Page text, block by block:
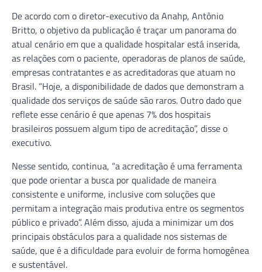
De acordo com o diretor-executivo da Anahp, Antônio
Britto, o objetivo da publicação é traçar um panorama do
atual cenário em que a qualidade hospitalar está inserida,
as relações com o paciente, operadoras de planos de saúde,
empresas contratantes e as acreditadoras que atuam no
Brasil. “Hoje, a disponibilidade de dados que demonstram a
qualidade dos serviços de saúde são raros. Outro dado que
reflete esse cenário é que apenas 7% dos hospitais
brasileiros possuem algum tipo de acreditação”, disse o
executivo.
Nesse sentido, continua, “a acreditação é uma ferramenta
que pode orientar a busca por qualidade de maneira
consistente e uniforme, inclusive com soluções que
permitam a integração mais produtiva entre os segmentos
público e privado”. Além disso, ajuda a minimizar um dos
principais obstáculos para a qualidade nos sistemas de
saúde, que é a dificuldade para evoluir de forma homogênea
e sustentável.